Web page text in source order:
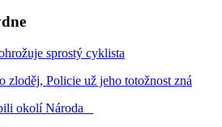
sprostý cyklista
zloděj, Policie už jeho totožnost zná
okolí Národa